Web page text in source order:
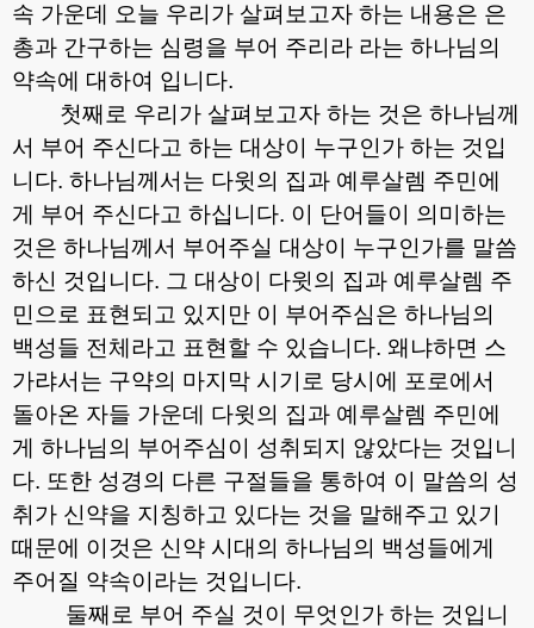
속 가운데 오늘 우리가 살펴보고자 하는 내용은 은
총과 간구하는 심령을 부어 주리라 라는 하나님의
약속에 대하여 입니다.
첫째로 우리가 살펴보고자 하는 것은 하나님께
서 부어 주신다고 하는 대상이 누구인가 하는 것입
니다. 하나님께서는 다윗의 집과 예루살렘 주민에
게 부어 주신다고 하십니다. 이 단어들이 의미하는
것은 하나님께서 부어주실 대상이 누구인가를 말씀
하신 것입니다. 그 대상이 다윗의 집과 예루살렘 주
민으로 표현되고 있지만 이 부어주심은 하나님의
백성들 전체라고 표현할 수 있습니다. 왜냐하면 스
가랴서는 구약의 마지막 시기로 당시에 포로에서
돌아온 자들 가운데 다윗의 집과 예루살렘 주민에
게 하나님의 부어주심이 성취되지 않았다는 것입니
다. 또한 성경의 다른 구절들을 통하여 이 말씀의 성
취가 신약을 지칭하고 있다는 것을 말해주고 있기
때문에 이것은 신약 시대의 하나님의 백성들에게
주어질 약속이라는 것입니다.
둘째로 부어 주실 것이 무엇인가 하는 것입니